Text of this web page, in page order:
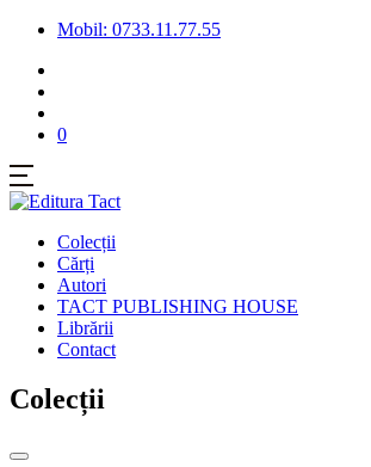
Mobil: 0733.11.77.55
0
Colecții
Cărți
Autori
TACT PUBLISHING HOUSE
Librării
Contact
Colecții